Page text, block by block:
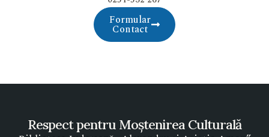
Formular
Contact
Respect pentru Moștenirea Culturală